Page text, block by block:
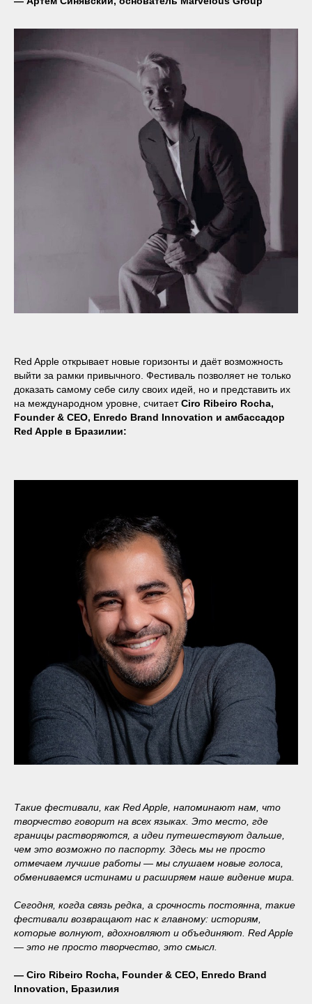
Red Apple открывает новые горизонты и даёт возможность
выйти за рамки привычного. Фестиваль позволяет не только
доказать самому себе силу своих идей, но и представить их
на международном уровне, считаетCiro Ribeiro Rocha,
Founder & CEO, Enredo Brand Innovation и амбассадор
Red Apple в Бразилии:
Такие фестивали, как Red Apple, напоминают нам, что
творчество говорит на всех языках. Это место, где
границы растворяются, а идеи путешествуют дальше,
чем это возможно по паспорту. Здесь мы не просто
отмечаем лучшие работы — мы слушаем новые голоса,
обмениваемся истинами и расширяем наше видение мира.
Сегодня, когда связь редка, а срочность постоянна, такие
фестивали возвращают нас к главному: историям,
которые волнуют, вдохновляют и объединяют. Red Apple
— это не просто творчество, это смысл.
— Ciro Ribeiro Rocha, Founder & CEO, Enredo Brand
Innovation, Бразилия